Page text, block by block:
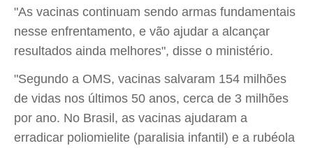
"As vacinas continuam sendo armas fundamentais
nesse enfrentamento, e vão ajudar a alcançar
resultados ainda melhores", disse o ministério.
"Segundo a OMS, vacinas salvaram 154 milhões
de vidas nos últimos 50 anos, cerca de 3 milhões
por ano. No Brasil, as vacinas ajudaram a
erradicar poliomielite (paralisia infantil) e a rubéola